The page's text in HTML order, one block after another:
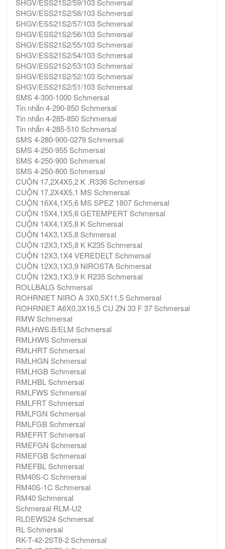
SHGV/ESS21S2/59/103 Schmersal
SHGV/ESS21S2/58/103 Schmersal
SHGV/ESS21S2/57/103 Schmersal
SHGV/ESS21S2/56/103 Schmersal
SHGV/ESS21S2/55/103 Schmersal
SHGV/ESS21S2/54/103 Schmersal
SHGV/ESS21S2/53/103 Schmersal
SHGV/ESS21S2/52/103 Schmersal
SHGV/ESS21S2/51/103 Schmersal
SMS 4-300-1000 Schmersal
Tin nhắn 4-290-850 Schmersal
Tin nhắn 4-285-850 Schmersal
Tin nhắn 4-285-510 Schmersal
SMS 4-280-900-0279 Schmersal
SMS 4-250-955 Schmersal
SMS 4-250-900 Schmersal
SMS 4-250-800 Schmersal
CUỘN 17,2X4X5,2 K .R336 Schmersal
CUỘN 17,2X4X5,1 MS Schmersal
CUỘN 16X4,1X5,6 MS SPEZ 1807 Schmersal
CUỘN 15X4,1X5,6 GETEMPERT Schmersal
CUỘN 14X4,1X5,8 K Schmersal
CUỘN 14X3,1X5,8 Schmersal
CUỘN 12X3,1X5,8 K K235 Schmersal
CUỘN 12X3,1X4 VEREDELT Schmersal
CUỘN 12X3,1X3,9 NIROSTA Schmersal
CUỘN 12X3,1X3,9 K R235 Schmersal
ROLLBALG Schmersal
ROHRNIET NIRO A 3X0,5X11,5 Schmersal
ROHRNIET A6X0,3X16,5 CU ZN 33 F 37 Schmersal
RMW Schmersal
RMLHWS.B/ELM Schmersal
RMLHWS Schmersal
RMLHRT Schmersal
RMLHGN Schmersal
RMLHGB Schmersal
RMLHBL Schmersal
RMLFWS Schmersal
RMLFRT Schmersal
RMLFGN Schmersal
RMLFGB Schmersal
RMEFRT Schmersal
RMEFGN Schmersal
RMEFGB Schmersal
RMEFBL Schmersal
RM40S-C Schmersal
RM40S-1C Schmersal
RM40 Schmersal
Schmersal RLM-U2
RLDEWS24 Schmersal
RL Schmersal
RK-T-42-2ST8-2 Schmersal